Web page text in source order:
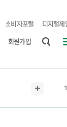
소비자포털 디지털제
회원가입
본
문